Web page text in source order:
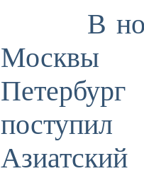
В
Азиатский